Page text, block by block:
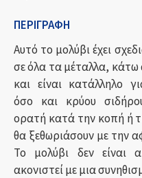
ΠΕΡΙΓΡΑΦΉ
Αυτό το μολύβι έχει
σε όλα τα μέταλλα, κάτω
και είναι κατάλληλο
όσο και κρύου
ορατή κατά την κοπή ή
θα ξεθωριάσουν με την
Το μολύβι δεν είναι
ακονιστεί με μια